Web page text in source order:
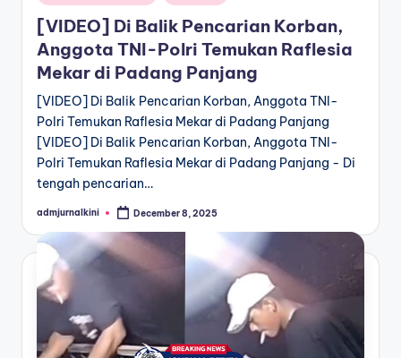
in
[VIDEO] Di Balik Pencarian Korban,
Anggota TNI-Polri Temukan Raflesia
Mekar di Padang Panjang
[VIDEO] Di Balik Pencarian Korban, Anggota TNI-
Polri Temukan Raflesia Mekar di Padang Panjang
[VIDEO] Di Balik Pencarian Korban, Anggota TNI-
Polri Temukan Raflesia Mekar di Padang Panjang - Di
tengah pencarian…
Posted
admjurnalkini December 8, 2025